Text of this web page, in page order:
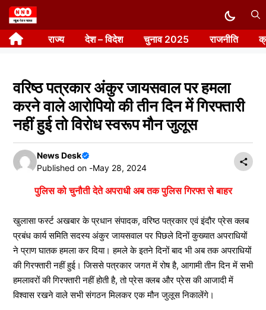
Skip
to
content राज्य देश – विदेश चुनाव 2025 राजनीति
वरिष्ठ पत्रकार अंकुर जायसवाल पर हमला
करने वाले आरोपियो की तीन दिन में गिरफ्तारी
नहीं हुई तो विरोध स्वरूप मौन जुलूस
News Desk
Published on -May 28, 2024
पुलिस को चुनौती देते अपराधी अब तक पुलिस गिरफ्त से बाहर
खुलासा फर्स्ट अखबार के प्रधान संपादक, वरिष्ठ पत्रकार एवं इंदौर प्रेस क्लब
प्रबंध कार्य समिति सदस्य अंकुर जायसवाल पर पिछले दिनों कुख्यात अपराधियों
ने प्राण घातक हमला कर दिया। हमले के इतने दिनों बाद भी अब तक अपराधियों
की गिरफ्तारी नहीं हुई। जिससे पत्रकार जगत में रोष है, आगामी तीन दिन में सभी
हमलावरों की गिरफ्तारी नहीं होती है, तो प्रेस क्लब और प्रेस की आजादी में
विश्वास रखने वाले सभी संगठन मिलकर एक मौन जुलूस निकालेंगे।